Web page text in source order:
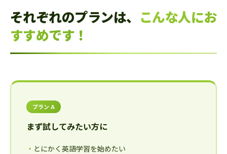
それぞれのプランは、 こんな人にお
すすめです！
プラン A
まず試してみたい方に
とにかく英語学習を始めたい